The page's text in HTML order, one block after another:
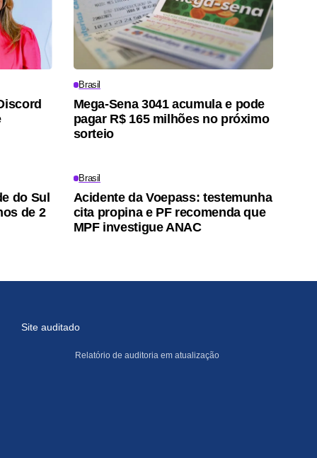
Brasil
Mega-Sena 3041 acumula e pode
pagar R$ 165 milhões no próximo
sorteio
do Sul
de 2
Brasil
Acidente da Voepass: testemunha
cita propina e PF recomenda que
MPF investigue ANAC
Site auditado
Relatório de auditoria em atualização